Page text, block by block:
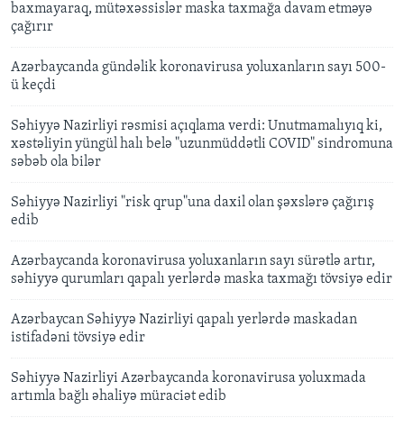
baxmayaraq, mütəxəssislər maska taxmağa davam etməyə
çağırır
Azərbaycanda gündəlik koronavirusa yoluxanların sayı 500-
ü keçdi
Səhiyyə Nazirliyi rəsmisi açıqlama verdi: Unutmamalıyıq ki,
xəstəliyin yüngül halı belə "uzunmüddətli COVID" sindromuna
səbəb ola bilər
Səhiyyə Nazirliyi "risk qrup"una daxil olan şəxslərə çağırış
edib
Azərbaycanda koronavirusa yoluxanların sayı sürətlə artır,
səhiyyə qurumları qapalı yerlərdə maska taxmağı tövsiyə edir
Azərbaycan Səhiyyə Nazirliyi qapalı yerlərdə maskadan
istifadəni tövsiyə edir
Səhiyyə Nazirliyi Azərbaycanda koronavirusa yoluxmada
artımla bağlı əhaliyə müraciət edib